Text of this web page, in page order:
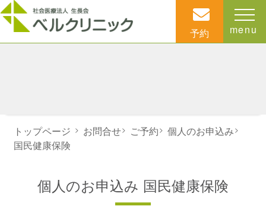
予約 menu
トップページ > お問合せ> ご予約> 個人のお申込み>
国民健康保険
個人のお申込み 国民健康保険